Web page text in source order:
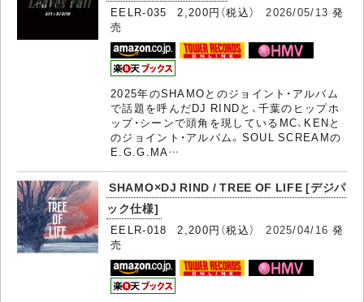
EELR-035 2,200円（税込）2026/05/13 発
売
2025年のSHAMOとのジョイント・アルバム
で話題を呼んだDJ RINDと、千葉のヒップホ
ップ・シーンで頭角を現しているMC、KENと
のジョイント・アルバム。SOUL SCREAMの
E.G.G.MA…
SHAMO×DJ RIND / TREE OF LIFE [デジパ
ック仕様]
EELR-018 2,200円（税込）2025/04/16 発
売